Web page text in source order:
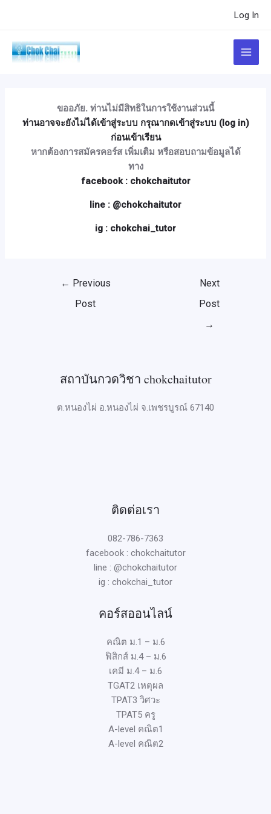
Log In
Main
Menu
ขออภัย. ท่านไม่มีสิทธิในการใช้งานส่วนนี้
ท่านอาจจะยังไม่ได้เข้าสู่ระบบ กรุณากดเข้าสู่ระบบ (log in)
ก่อนเข้าเรียน
หากต้องการสมัครคอร์ส เพิ่มเติม หรือสอบถามข้อมูลได้
ทาง
facebook : chokchaitutor
line : @chokchaitutor
ig : chokchai_tutor
← Previous
Post
Next
Post
→
สถาบันกวดวิชา chokchaitutor
ต.หนองไผ่ อ.หนองไผ่ จ.เพชรบูรณ์ 67140
ติดต่อเรา
082-786-7363
facebook : chokchaitutor
line : @chokchaitutor
ig : chokchai_tutor
คอร์สออนไลน์
คณิต ม.1 – ม.6
ฟิสิกส์ ม.4 – ม.6
เคมี ม.4 – ม.6
TGAT2 เหตุผล
TPAT3 วิศวะ
TPAT5 ครู
A-level คณิต1
A-level คณิต2